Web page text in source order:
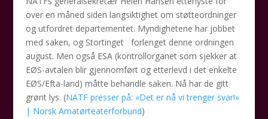
over en måned siden langsiktighet om støtteordninger
og utfordret departementet. Myndighetene har jobbet
med saken, og Stortinget forlenget denne ordningen
august. Men også ESA (kontrollorganet som sjekker at
EØS-avtalen blir gjennomført og etterlevd i det enkelte
EØS/Efta-land) måtte behandle saken. Nå har de gitt
grønt lys. (NATF presser på: «Det er nå vi trenger svar!»
| Norsk Amatørteaterforbund)